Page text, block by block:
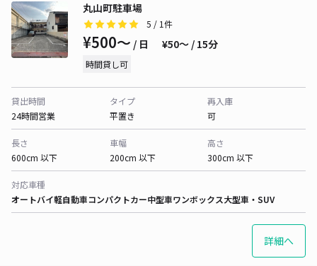
丸山町駐車場
5 / 1件
¥500〜 / 日 ¥50〜 / 15分
時間貸し可
貸出時間
24時間営業
タイプ
平置き
再入庫
可
長さ
600cm 以下
車幅
200cm 以下
高さ
300cm 以下
対応車種
オートバイ軽自動車コンパクトカー中型車ワンボックス大型車・SUV
詳細へ